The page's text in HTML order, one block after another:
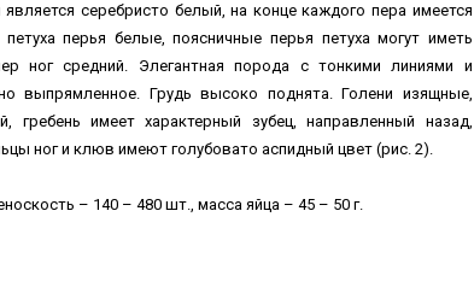
серебристо белый, на конце каждого пера имеется
перья белые, поясничные перья петуха могут иметь
ног средний. Элегантная порода с тонкими линиями и
выпрямленное. Грудь высоко поднята. Голени изящные,
имеет характерный зубец, направленный назад,
ног и клюв имеют голубовато аспидный цвет (рис. 2).
– 140 – 480 шт., масса яйца – 45 – 50 г.